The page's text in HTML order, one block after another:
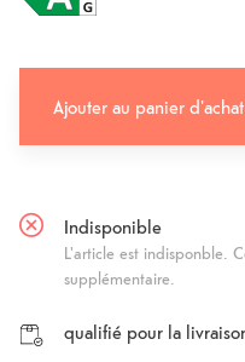
Ajouter au panier d'achat
Indisponible
L'article est indisponble.
supplémentaire.
qualifié pour la